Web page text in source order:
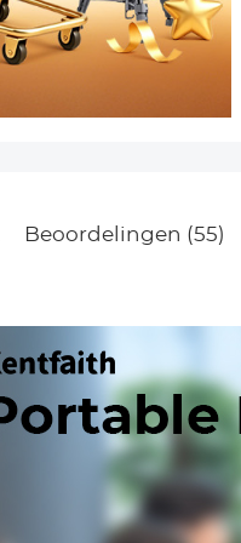
Beoordelingen (55)